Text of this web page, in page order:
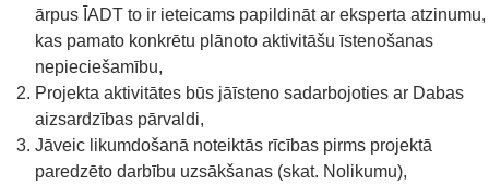
ārpus ĪADT to ir ieteicams papildināt ar eksperta atzinumu,
kas pamato konkrētu plānoto aktivitāšu īstenošanas
nepieciešamību,
Projekta aktivitātes būs jāīsteno sadarbojoties ar Dabas
aizsardzības pārvaldi,
Jāveic likumdošanā noteiktās rīcības pirms projektā
paredzēto darbību uzsākšanas (skat. Nolikumu),